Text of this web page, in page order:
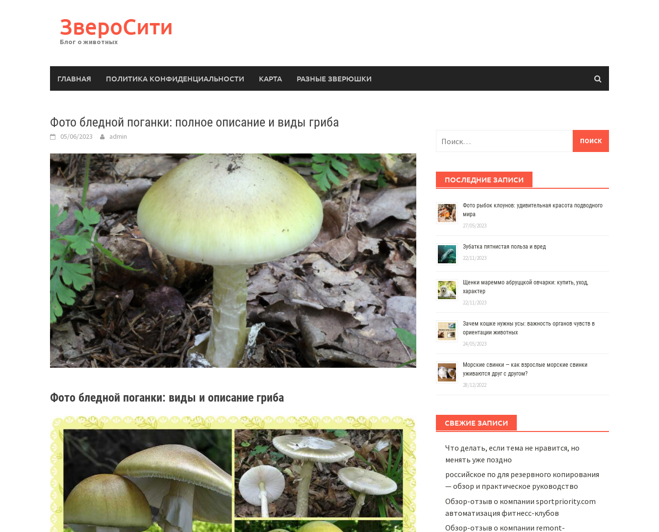
ЗвероСити
Блог о животных
ГЛАВНАЯ ПОЛИТИКА КОНФИДЕНЦИАЛЬНОСТИ КАРТА РАЗНЫЕ ЗВЕРЮШКИ
Фото бледной поганки: полное описание и виды гриба
05/06/2023 admin
Фото бледной поганки: виды и описание гриба
ПОСЛЕДНИЕ ЗАПИСИ
Фото рыбок клоунов: удивительная красота подводного
мира
27/05/2023
Зубатка пятнистая польза и вред
22/11/2023
Щенки мареммо абруццкой овчарки: купить, уход,
характер
22/11/2023
Зачем кошке нужны усы: важность органов чувств в
ориентации животных
24/05/2023
Морские свинки — как взрослые морские свинки
уживаются друг с другом?
28/12/2022
СВЕЖИЕ ЗАПИСИ
Что делать, если тема не нравится, но
менять уже поздно
российское по для резервного копирования
— обзор и практическое руководство
Обзор-отзыв о компании sportpriority.com
автоматизация фитнесс-клубов
Обзор-отзыв о компании remont-